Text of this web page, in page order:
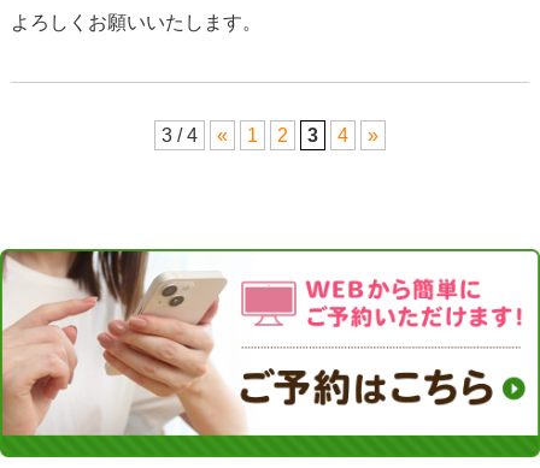
よろしくお願いいたします。
3 / 4 « 1 2 3 4 »